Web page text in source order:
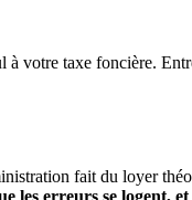
votre taxe foncière.
fait du loyer